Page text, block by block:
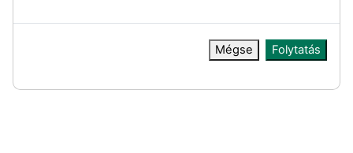
Mégse Folytatás